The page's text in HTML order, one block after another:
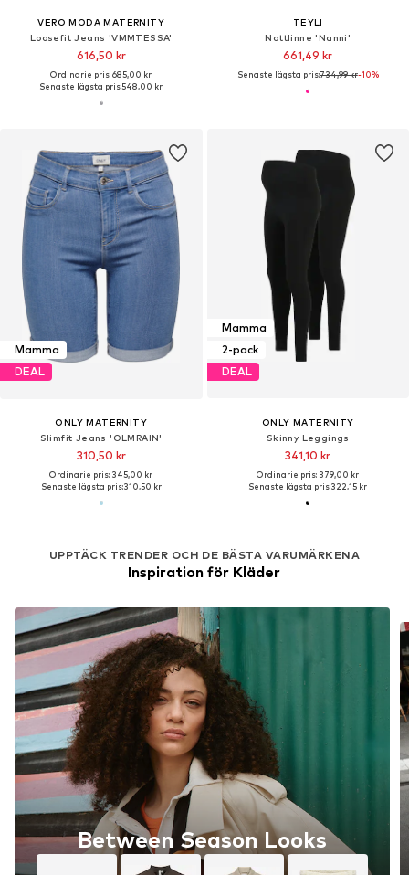
VERO MODA MATERNITY
Loosefit Jeans 'VMMTESSA'
616,50 kr
Ordinarie pris: 685,00 kr
Senaste lägsta pris:548,00 kr
TEYLI
Nattlinne 'Nanni'
661,49 kr
Senaste lägsta pris:734,99 kr-10%
Mamma
DEAL
ONLY MATERNITY
Slimfit Jeans 'OLMRAIN'
310,50 kr
Ordinarie pris: 345,00 kr
Senaste lägsta pris:310,50 kr
Mamma
2-pack
DEAL
ONLY MATERNITY
Skinny Leggings
341,10 kr
Ordinarie pris: 379,00 kr
Senaste lägsta pris:322,15 kr
UPPTÄCK TRENDER OCH DE BÄSTA VARUMÄRKENA
Inspiration för Kläder
Between Season Looks